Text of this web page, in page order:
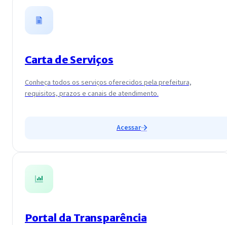
Carta de Serviços
Conheça todos os serviços oferecidos pela prefeitura,
requisitos, prazos e canais de atendimento.
Acessar
Portal da Transparência